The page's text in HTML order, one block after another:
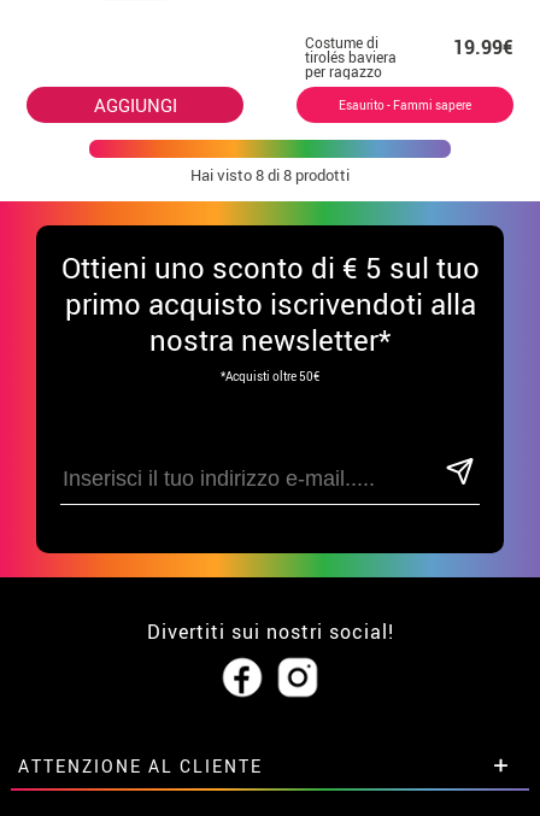
AGGIUNGI
Costume di
tirolés baviera
per ragazzo
19.99€
Esaurito - Fammi sapere
Hai visto8di 8 prodotti
Ottieni uno sconto di € 5 sul tuo
primo acquisto iscrivendoti alla
nostra newsletter*
*Acquisti oltre 50€
Divertiti sui nostri social!
ATTENZIONE AL CLIENTE